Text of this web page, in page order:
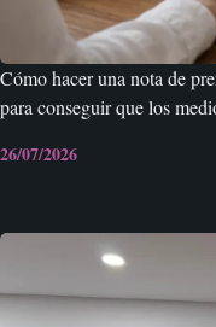
Cómo hacer una nota de
para conseguir que los
26/07/2026